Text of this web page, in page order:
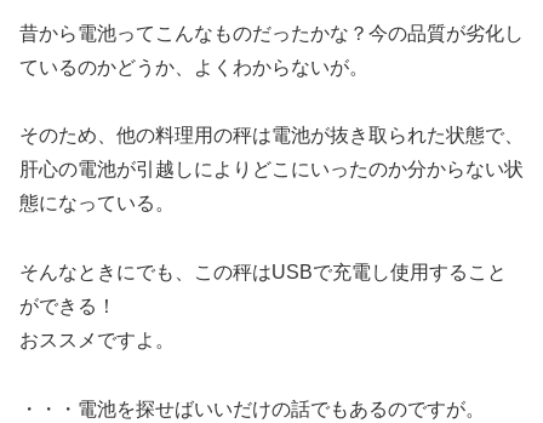
昔から電池ってこんなものだったかな？今の品質が劣化し
ているのかどうか、よくわからないが。
そのため、他の料理用の秤は電池が抜き取られた状態で、
肝心の電池が引越しによりどこにいったのか分からない状
態になっている。
そんなときにでも、この秤はUSBで充電し使用すること
ができる！
おススメですよ。
・・・電池を探せばいいだけの話でもあるのですが。